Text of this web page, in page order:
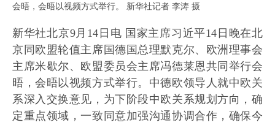
会晤，会晤以视频方式举行。 新华社记者 李涛 摄
新华社北京9月14日电 国家主席习近平14日晚在北
京同欧盟轮值主席国德国总理默克尔、欧洲理事会
主席米歇尔、欧盟委员会主席冯德莱恩共同举行会
晤，会晤以视频方式举行。中德欧领导人就中欧关
系深入交换意见，为下阶段中欧关系规划方向，确
定重点领域，一致同意加强沟通协调合作，确保今